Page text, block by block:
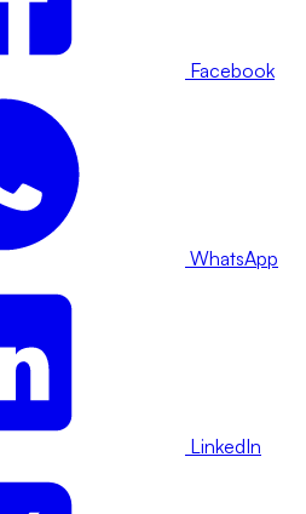
Facebook
WhatsApp
LinkedIn